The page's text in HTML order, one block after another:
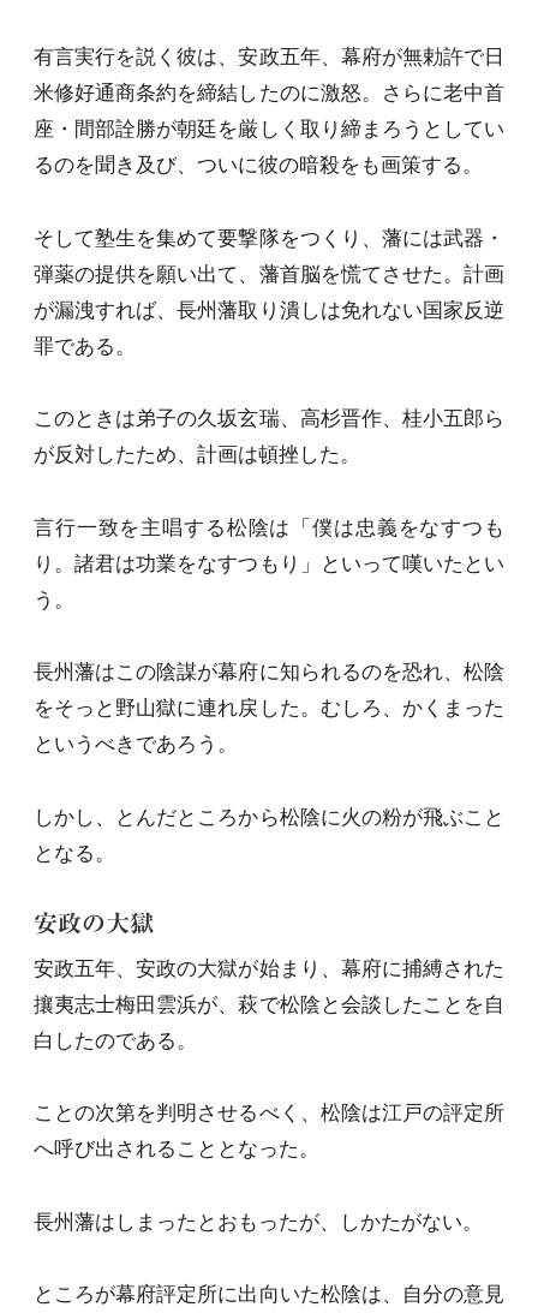
有言実行を説く彼は、安政五年、幕府が無勅許で日
米修好通商条約を締結したのに激怒。さらに老中首
座・間部詮勝が朝廷を厳しく取り締まろうとしてい
るのを聞き及び、ついに彼の暗殺をも画策する。
そして塾生を集めて要撃隊をつくり、藩には武器・
弾薬の提供を願い出て、藩首脳を慌てさせた。計画
が漏洩すれば、長州藩取り潰しは免れない国家反逆
罪である。
このときは弟子の久坂玄瑞、高杉晋作、桂小五郎ら
が反対したため、計画は頓挫した。
言行一致を主唱する松陰は「僕は忠義をなすつも
り。諸君は功業をなすつもり」といって嘆いたとい
う。
長州藩はこの陰謀が幕府に知られるのを恐れ、松陰
をそっと野山獄に連れ戻した。むしろ、かくまった
というべきであろう。
しかし、とんだところから松陰に火の粉が飛ぶこと
となる。
安政の大獄
安政五年、安政の大獄が始まり、幕府に捕縛された
攘夷志士梅田雲浜が、萩で松陰と会談したことを自
白したのである。
ことの次第を判明させるべく、松陰は江戸の評定所
へ呼び出されることとなった。
長州藩はしまったとおもったが、しかたがない。
ところが幕府評定所に出向いた松陰は、自分の意見